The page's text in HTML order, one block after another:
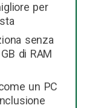
per
senza
di RAM
un PC